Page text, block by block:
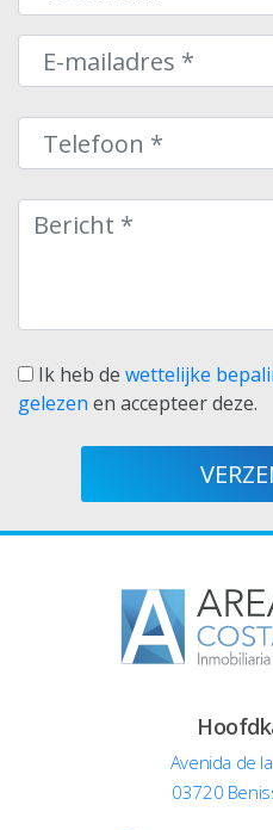
Ik heb de wettelijke
gelezen en accepteer deze.
Avenida de
03720